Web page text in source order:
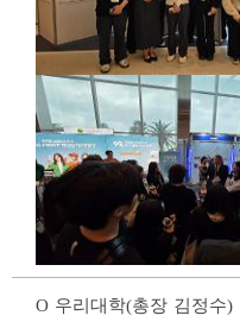
O 우리대학(총장 김정수)